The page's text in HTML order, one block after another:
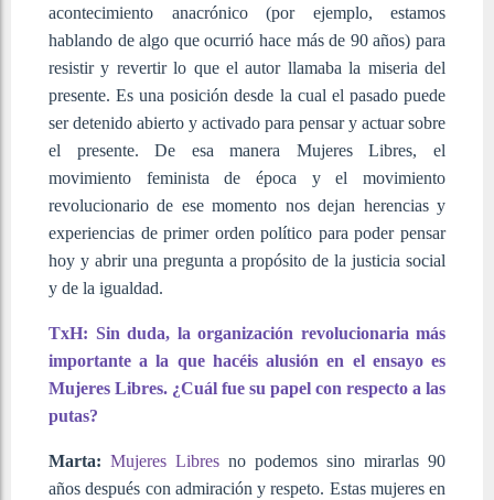
acontecimiento anacrónico (por ejemplo, estamos
hablando de algo que ocurrió hace más de 90 años) para
resistir y revertir lo que el autor llamaba la miseria del
presente. Es una posición desde la cual el pasado puede
ser detenido abierto y activado para pensar y actuar sobre
el presente. De esa manera Mujeres Libres, el
movimiento feminista de época y el movimiento
revolucionario de ese momento nos dejan herencias y
experiencias de primer orden político para poder pensar
hoy y abrir una pregunta a propósito de la justicia social
y de la igualdad.
TxH: Sin duda, la organización revolucionaria más
importante a la que hacéis alusión en el ensayo es
Mujeres Libres. ¿Cuál fue su papel con respecto a las
putas?
Marta: Mujeres Libres no podemos sino mirarlas 90
años después con admiración y respeto. Estas mujeres en